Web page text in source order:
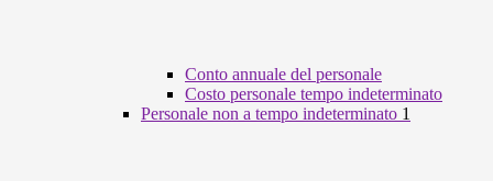
Conto annuale del personale
Costo personale tempo indeterminato
Personale non a tempo indeterminato 1